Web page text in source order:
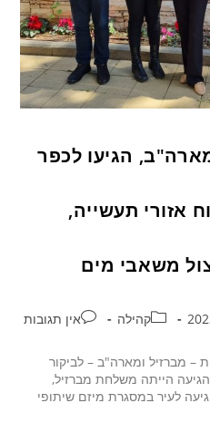
הגיעו לכפר
אזורי תעשייה,
משאבי מים
קהילה אין תגובות
משלחות – מברזיל ומארה"ב – לביקור
הייתה משלחת מברזיל,
והגיעה לעיר במסגרת מיזם שיתופי